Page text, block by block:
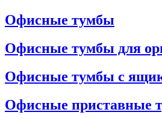
Офисные тумбы
Офисные тумбы для
Офисные тумбы с
Офисные приставные